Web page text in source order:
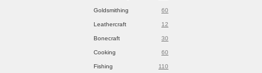
Goldsmithing 60
Leathercraft 12
Bonecraft 30
Cooking 60
Fishing 110